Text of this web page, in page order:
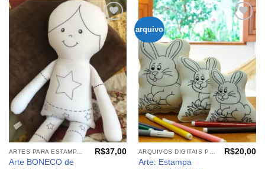
Adicionar
aos
meus
desejos
Arte BONECO de
R$37,00
arquivo
Adicionar
aos
meus
Arte: Estampa
R$20,00